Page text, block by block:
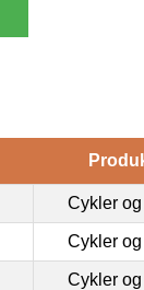
Cykler
Cykler
Cykler